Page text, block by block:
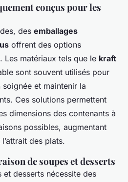
conçus pour les
des emballages
offrent des options
Les matériaux tels que le kraft
sont souvent utilisés pour
et maintenir la
Ces solutions permettent
dimensions des contenants à
possibles, augmentant
des plats.
de soupes et desserts
desserts nécessite des